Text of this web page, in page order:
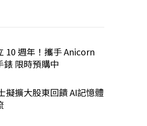
10 週年！攜手 Anicorn
限時預購中
擬擴大股東回饋 AI記憶體